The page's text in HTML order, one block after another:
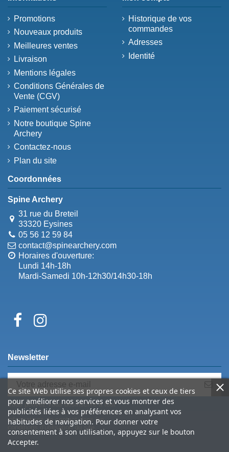
Promotions
Nouveaux produits
Meilleures ventes
Livraison
Mentions légales
Conditions Générales de
Vente (CGV)
Paiement sécurisé
Notre boutique Spine
Archery
Contactez-nous
Plan du site
Historique de vos
commandes
Adresses
Identité
Coordonnées
Spine Archery
31 rue du Breteil
33320 Eysines
05 56 12 59 84
contact@spinearchery.com
Horaires d'ouverture:
Lundi 14h-18h
Mardi-Samedi 10h-12h30/14h30-18h
Ce site Web utilise ses propres cookies et ceux de tiers
pour améliorer nos services et vous montrer des
publicités liées à vos préférences en analysant vos
habitudes de navigation. Pour donner votre
consentement à son utilisation, appuyez sur le bouton
Accepter.
Newsletter
Vous pouvez vous désinscrire à tout
moment. Vous trouverez pour cela nos
informations de contact dans les
conditions d'utilisation du site.